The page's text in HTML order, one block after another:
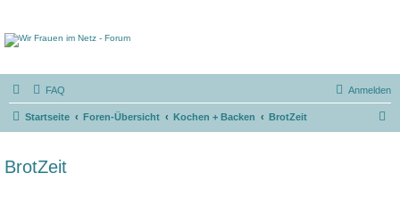
FAQ Anmelden
Startseite Foren-Übersicht Kochen + Backen BrotZeit
BrotZeit